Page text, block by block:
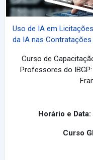
Uso de IA em
da IA nas Contratações
Curso de
Professores do
Horário e Data:
Curso